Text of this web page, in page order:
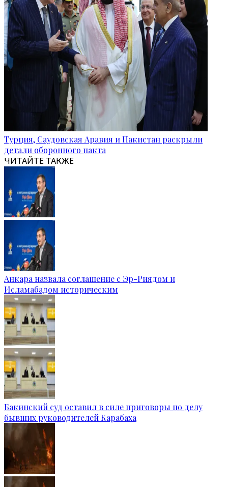
Турция, Саудовская Аравия и Пакистан раскрыли
детали оборонного пакта
ЧИТАЙТЕ ТАКЖЕ
Анкара назвала соглашение с Эр-Риядом и
Исламабадом историческим
Бакинский суд оставил в силе приговоры по делу
бывших руководителей Карабаха